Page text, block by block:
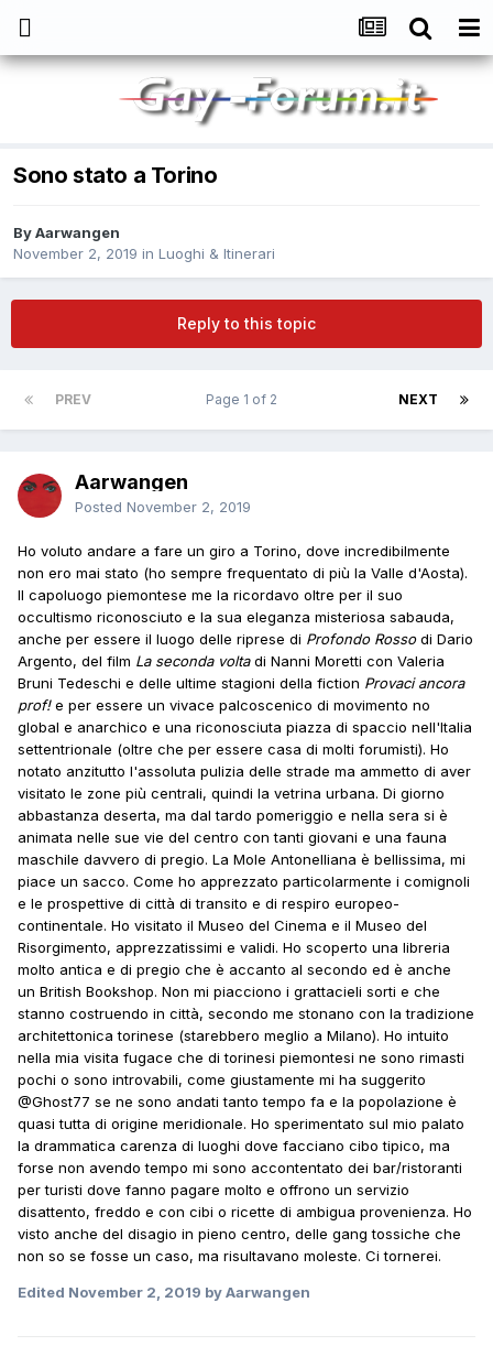
Sono stato a Torino
ByAarwangen
November 2, 2019 in Luoghi & Itinerari
Reply to this topic
PREV NEXT
Page 1 of 2
Aarwangen
Posted November 2, 2019
Ho voluto andare a fare un giro a Torino, dove incredibilmente
non ero mai stato (ho sempre frequentato di più la Valle d'Aosta).
Il capoluogo piemontese me la ricordavo oltre per il suo
occultismo riconosciuto e la sua eleganza misteriosa sabauda,
anche per essere il luogo delle riprese di Profondo Rossodi Dario
Argento, del film La seconda voltadi Nanni Moretti con Valeria
Bruni Tedeschi e delle ultime stagioni della fiction Provaci ancora
prof!e per essere un vivace palcoscenico di movimento no
global e anarchico e una riconosciuta piazza di spaccio nell'Italia
settentrionale (oltre che per essere casa di molti forumisti). Ho
notato anzitutto l'assoluta pulizia delle strade ma ammetto di aver
visitato le zone più centrali, quindi la vetrina urbana. Di giorno
abbastanza deserta, ma dal tardo pomeriggio e nella sera si è
animata nelle sue vie del centro con tanti giovani e una fauna
maschile davvero di pregio. La Mole Antonelliana è bellissima, mi
piace un sacco. Come ho apprezzato particolarmente i comignoli
e le prospettive di città di transito e di respiro europeo-
continentale. Ho visitato il Museo del Cinema e il Museo del
Risorgimento, apprezzatissimi e validi. Ho scoperto una libreria
molto antica e di pregio che è accanto al secondo ed è anche
un British Bookshop. Non mi piacciono i grattacieli sorti e che
stanno costruendo in città, secondo me stonano con la tradizione
architettonica torinese (starebbero meglio a Milano). Ho intuito
nella mia visita fugace che di torinesi piemontesi ne sono rimasti
pochi o sono introvabili, come giustamente mi ha suggerito
@Ghost77 se ne sono andati tanto tempo fa e la popolazione è
quasi tutta di origine meridionale. Ho sperimentato sul mio palato
la drammatica carenza di luoghi dove facciano cibo tipico, ma
forse non avendo tempo mi sono accontentato dei bar/ristoranti
per turisti dove fanno pagare molto e offrono un servizio
disattento, freddo e con cibi o ricette di ambigua provenienza. Ho
visto anche del disagio in pieno centro, delle gang tossiche che
non so se fosse un caso, ma risultavano moleste. Ci tornerei.
Edited November 2, 2019 by Aarwangen